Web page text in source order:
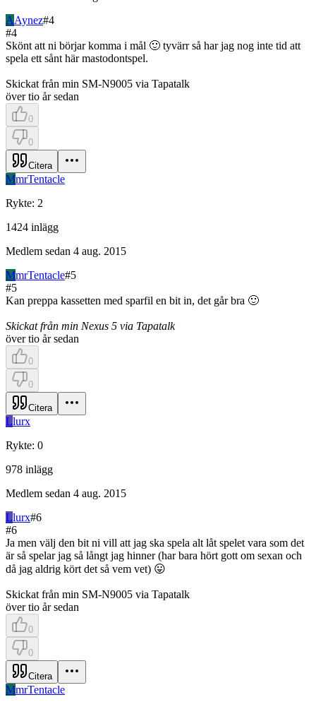
AAynez#4
#4
Skönt att ni börjar komma i mål 🙂 tyvärr så har jag nog inte tid att
spela ett sånt här mastodontspel.
Skickat från min SM-N9005 via Tapatalk
över tio år sedan
0
0
Citera
MmrTentacle
Rykte: 2
1424 inlägg
Medlem sedan 4 aug. 2015
MmrTentacle#5
#5
Kan preppa kassetten med sparfil en bit in, det går bra 🙂
Skickat från min Nexus 5 via Tapatalk
över tio år sedan
0
0
Citera
Llurx
Rykte: 0
978 inlägg
Medlem sedan 4 aug. 2015
Llurx#6
#6
Ja men välj den bit ni vill att jag ska spela alt låt spelet vara som det
är så spelar jag så långt jag hinner (har bara hört gott om sexan och
då jag aldrig kört det så vem vet) 😛
Skickat från min SM-N9005 via Tapatalk
över tio år sedan
0
0
Citera
MmrTentacle